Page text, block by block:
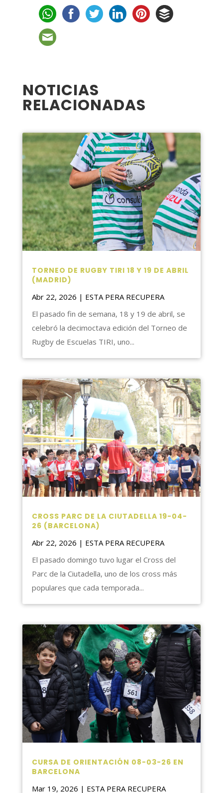
NOTICIAS
RELACIONADAS
TORNEO DE RUGBY TIRI 18 Y 19 DE ABRIL
(MADRID)
Abr 22, 2026 | ESTA PERA RECUPERA
El pasado fin de semana, 18 y 19 de abril, se
celebró la decimoctava edición del Torneo de
Rugby de Escuelas TIRI, uno...
CROSS PARC DE LA CIUTADELLA 19-04-
26 (BARCELONA)
Abr 22, 2026 | ESTA PERA RECUPERA
El pasado domingo tuvo lugar el Cross del
Parc de la Ciutadella, uno de los cross más
populares que cada temporada...
CURSA DE ORIENTACIÓN 08-03-26 EN
BARCELONA
Mar 19, 2026 | ESTA PERA RECUPERA